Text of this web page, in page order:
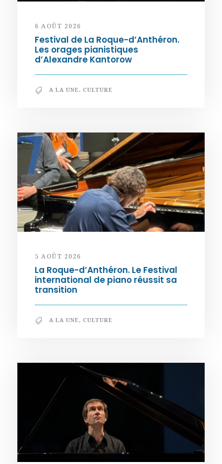
6 AOÛT 2026
Festival de La Roque-d’Anthéron.
Les orages pianistiques
d’Alexandre Kantorow
A LA UNE, CULTURE
5 AOÛT 2026
La Roque-d’Anthéron. Le Festival
international de piano réussit sa
transition
A LA UNE, CULTURE